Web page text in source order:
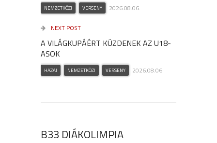
NEMZETKÖZI VERSENY 2026.08.06.
NEXT POST
A VILÁGKUPÁÉRT KÜZDENEK AZ U18-
ASOK
HAZAI NEMZETKÖZI VERSENY 2026.08.06.
B33 DIÁKOLIMPIA